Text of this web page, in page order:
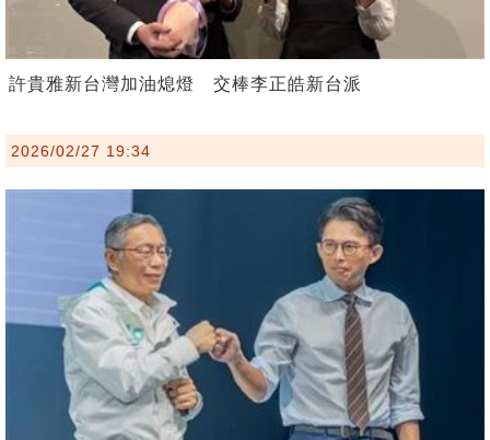
許貴雅新台灣加油熄燈 交棒李正皓新台派
2026/02/27 19:34